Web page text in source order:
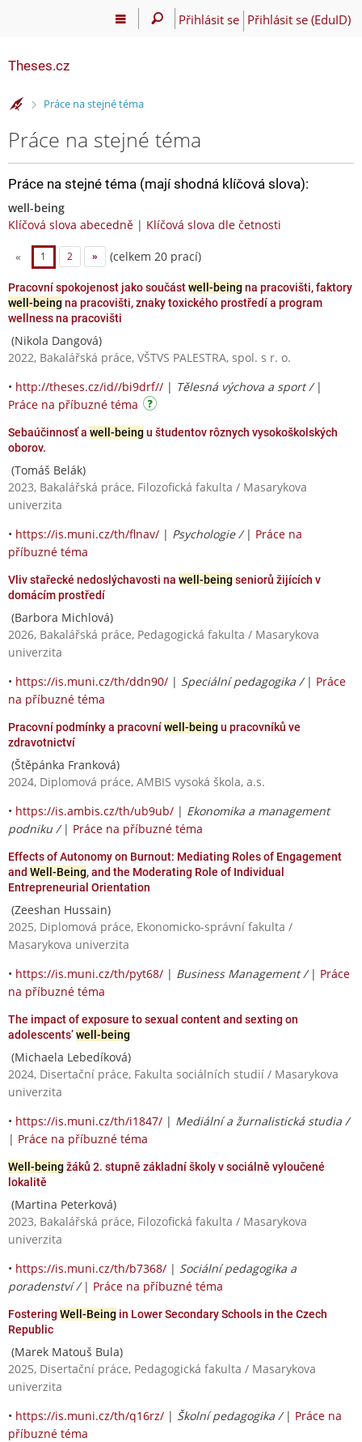
Přihlásit se Přihlásit se (EduID)
Theses.cz
>Práce na stejné téma
Práce na stejné téma
Práce na stejné téma (mají shodná klíčová slova):
well-being
Klíčová slova abecedně | Klíčová slova dle četnosti
« 1 2 » (celkem 20 prací)
Pracovní spokojenost jako součástwell-being na pracovišti, faktory
well-being na pracovišti, znaky toxického prostředí a program
wellness na pracovišti
(Nikola Dangová)
2022, Bakalářská práce, VŠTVS PALESTRA, spol. s r. o.
• http://theses.cz/id//bi9drf// | Tělesná výchova a sport / |
Práce na příbuzné téma
Sebaúčinnosť a well-being u študentov rôznych vysokoškolských
oborov.
(Tomáš Belák)
2023, Bakalářská práce, Filozofická fakulta / Masarykova
univerzita
• https://is.muni.cz/th/flnav/ | Psychologie / | Práce na
příbuzné téma
Vliv stařecké nedoslýchavosti na well-being seniorů žijících v
domácím prostředí
(Barbora Michlová)
2026, Bakalářská práce, Pedagogická fakulta / Masarykova
univerzita
• https://is.muni.cz/th/ddn90/ | Speciální pedagogika / | Práce
na příbuzné téma
Pracovní podmínky a pracovníwell-being u pracovníků ve
zdravotnictví
(Štěpánka Franková)
2024, Diplomová práce, AMBIS vysoká škola, a.s.
• https://is.ambis.cz/th/ub9ub/ | Ekonomika a management
podniku / | Práce na příbuzné téma
Effects of Autonomy on Burnout: Mediating Roles of Engagement
and Well-Being, and the Moderating Role of Individual
Entrepreneurial Orientation
(Zeeshan Hussain)
2025, Diplomová práce, Ekonomicko-správní fakulta /
Masarykova univerzita
• https://is.muni.cz/th/pyt68/ | Business Management / | Práce
na příbuzné téma
The impact of exposure to sexual content and sexting on
adolescents’well-being
(Michaela Lebedíková)
2024, Disertační práce, Fakulta sociálních studií / Masarykova
univerzita
• https://is.muni.cz/th/i1847/ | Mediální a žurnalistická studia /
| Práce na příbuzné téma
Well-being žáků 2. stupně základní školy v sociálně vyloučené
lokalitě
(Martina Peterková)
2023, Bakalářská práce, Filozofická fakulta / Masarykova
univerzita
• https://is.muni.cz/th/b7368/ | Sociální pedagogika a
poradenství / | Práce na příbuzné téma
Fostering Well-Being in Lower Secondary Schools in the Czech
Republic
(Marek Matouš Bula)
2025, Disertační práce, Pedagogická fakulta / Masarykova
univerzita
• https://is.muni.cz/th/q16rz/ | Školní pedagogika / | Práce na
příbuzné téma